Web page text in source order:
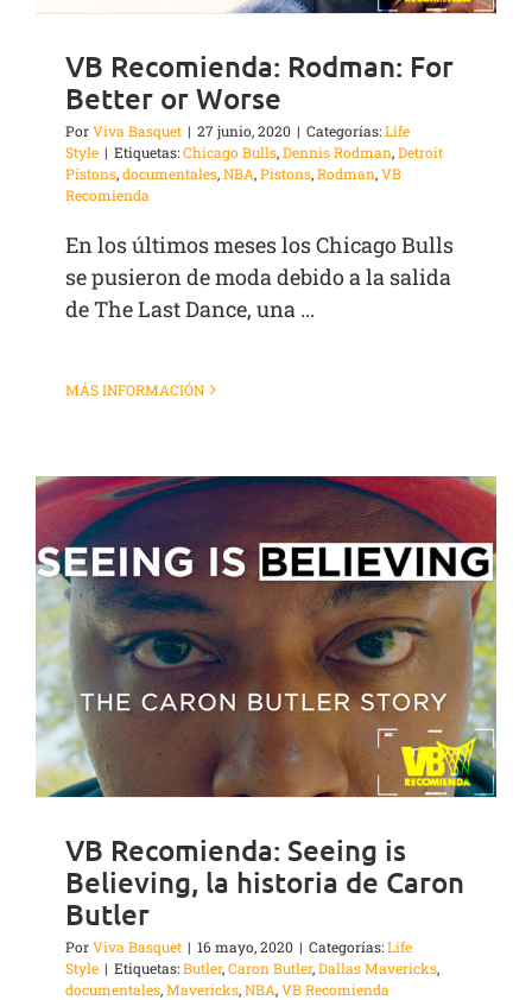
VB Recomienda: Rodman: For
Better or Worse
PorViva Basquet | 27 junio, 2020 | Categorías:Life
Style | Etiquetas:Chicago Bulls,Dennis Rodman,Detroit
Pistons,documentales,NBA,Pistons,Rodman,VB
Recomienda
En los últimos meses los Chicago Bulls
se pusieron de moda debido a la salida
de The Last Dance, una ...
MÁS INFORMACIÓN
VB Recomienda: Seeing is
Believing, la historia de Caron
Butler
PorViva Basquet | 16 mayo, 2020 | Categorías:Life
Style | Etiquetas:Butler,Caron Butler,Dallas Mavericks,
documentales,Mavericks,NBA,VB Recomienda